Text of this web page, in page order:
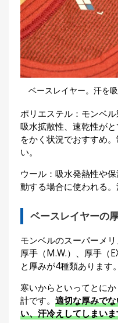
ベースレイヤー。汗を
ポリエステル：モンベ
吸水拡散性、速乾性が
をかく状況でおすすめ
い。
ウール：吸水発熱性や
動する場合に使われる。
ベースレイヤーの
モンベルのスーパーメ
厚手（M.W.）、厚手（
と厚みが4種類あります。
寒いからといってとに
計です。 適切な厚みで
い、汗冷えしてしまい